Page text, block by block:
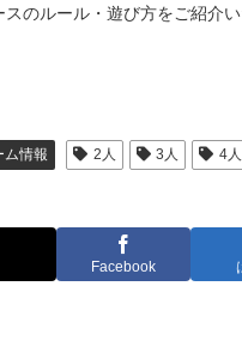
スのルール・遊び方をご紹介
ム情報 2人 3人 4人
Facebook